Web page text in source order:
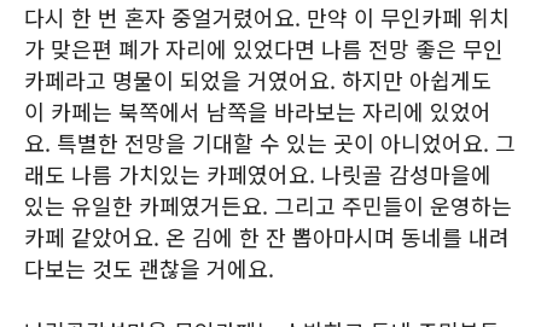
다시 한 번 혼자 중얼거렸어요. 만약 이 무인카페 위치
가 맞은편 폐가 자리에 있었다면 나름 전망 좋은 무인
카페라고 명물이 되었을 거였어요. 하지만 아쉽게도
이 카페는 북쪽에서 남쪽을 바라보는 자리에 있었어
요. 특별한 전망을 기대할 수 있는 곳이 아니었어요. 그
래도 나름 가치있는 카페였어요. 나릿골 감성마을에
있는 유일한 카페였거든요. 그리고 주민들이 운영하는
카페 같았어요. 온 김에 한 잔 뽑아마시며 동네를 내려
다보는 것도 괜찮을 거에요.